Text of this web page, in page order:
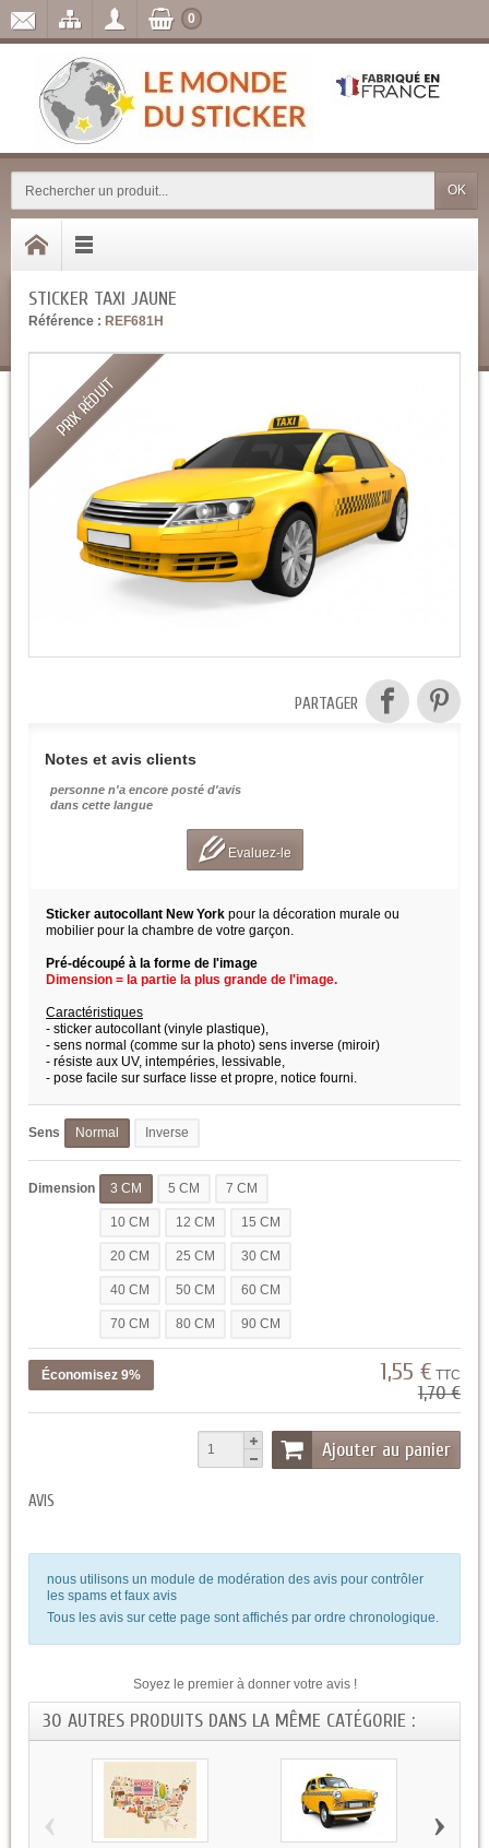
OK
0
STICKER TAXI JAUNE
Référence : REF681H
PRIX RÉDUIT
PARTAGER
Notes et avis clients
personne n'a encore posté d'avis
dans cette langue
Evaluez-le
Sticker autocollant New York pour la décoration murale ou
mobilier pour la chambre de votre garçon.
Pré-découpé à la forme de l'image
Dimension = la partie la plus grande de l'image.
Caractéristiques
- sticker autocollant (vinyle plastique),
- sens normal (comme sur la photo) sens inverse (miroir)
- résiste aux UV, intempéries, lessivable,
- pose facile sur surface lisse et propre, notice fourni.
Sens Normal Inverse
Dimension 3 CM 5 CM 7 CM
10 CM 12 CM 15 CM
20 CM 25 CM 30 CM
40 CM 50 CM 60 CM
70 CM 80 CM 90 CM
Économisez 9% 1,55 € TTC
1,70 €
Ajouter au panier
AVIS
nous utilisons un module de modération des avis pour contrôler
les spams et faux avis
Tous les avis sur cette page sont affichés par ordre chronologique.
Soyez le premier à donner votre avis !
30 AUTRES PRODUITS DANS LA MÊME CATÉGORIE :
‹ ›